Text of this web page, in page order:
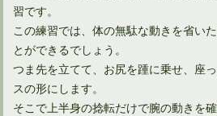
習です。
この練習では、体の無駄な動きを省い
とができるでしょう。
つま先を立てて、お尻を踵に乗せ、座
スの形にします。
そこで上半身の捻転だけで腕の動きを確